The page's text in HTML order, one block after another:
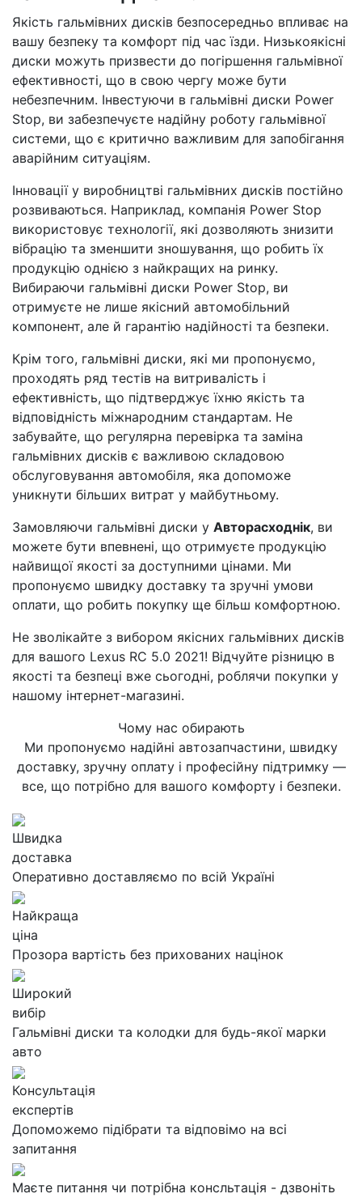
Якість гальмівних дисків безпосередньо впливає на
вашу безпеку та комфорт під час їзди. Низькоякісні
диски можуть призвести до погіршення гальмівної
ефективності, що в свою чергу може бути
небезпечним. Інвестуючи в гальмівні диски Power
Stop, ви забезпечуєте надійну роботу гальмівної
системи, що є критично важливим для запобігання
аварійним ситуаціям.
Інновації у виробництві гальмівних дисків постійно
розвиваються. Наприклад, компанія Power Stop
використовує технології, які дозволяють знизити
вібрацію та зменшити зношування, що робить їх
продукцію однією з найкращих на ринку.
Вибираючи гальмівні диски Power Stop, ви
отримуєте не лише якісний автомобільний
компонент, але й гарантію надійності та безпеки.
Крім того, гальмівні диски, які ми пропонуємо,
проходять ряд тестів на витривалість і
ефективність, що підтверджує їхню якість та
відповідність міжнародним стандартам. Не
забувайте, що регулярна перевірка та заміна
гальмівних дисків є важливою складовою
обслуговування автомобіля, яка допоможе
уникнути більших витрат у майбутньому.
Замовляючи гальмівні диски у Авторасходнік, ви
можете бути впевнені, що отримуєте продукцію
найвищої якості за доступними цінами. Ми
пропонуємо швидку доставку та зручні умови
оплати, що робить покупку ще більш комфортною.
Не зволікайте з вибором якісних гальмівних дисків
для вашого Lexus RC 5.0 2021! Відчуйте різницю в
якості та безпеці вже сьогодні, роблячи покупки у
нашому інтернет-магазині.
Чому нас обирають
Ми пропонуємо надійні автозапчастини, швидку
доставку, зручну оплату і професійну підтримку —
все, що потрібно для вашого комфорту і безпеки.
Швидка
доставка
Оперативно доставляємо по всій Україні
Найкраща
ціна
Прозора вартість без прихованих націнок
Широкий
вибір
Гальмівні диски та колодки для будь-якої марки
авто
Консультація
експертів
Допоможемо підібрати та відповімо на всі
запитання
Маєте питання чи потрібна консльтація - дзвоніть